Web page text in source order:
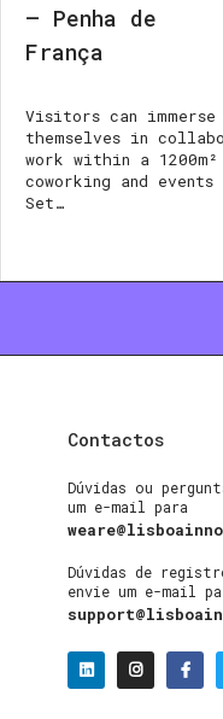
– Penha de
França
Visitors can immerse
themselves in
work within a 1200m²
coworking and events
Set…
Contactos
Dúvidas ou
um e-mail para
Dúvidas de
envie um e-mail